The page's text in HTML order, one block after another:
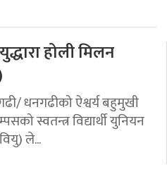
होली मिलन
धनगढीको ऐश्वर्य बहुमुखी
स्वतन्त्र विद्यार्थी युनियन
ले...